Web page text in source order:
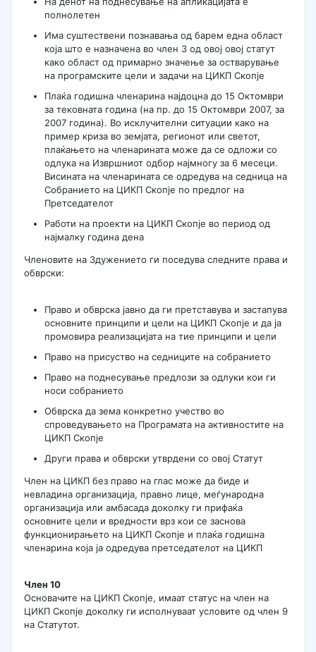
полнолетен
Има суштествени познавања од барем една област
која што е назначена во член 3 од овој овој статут
како област од примарно значење за остварување
на програмските цели и задачи на ЦИКП Скопје
Плаќа годишна членарина најдоцна до 15 Октомври
за тековната година (на пр. до 15 Октомври 2007, за
2007 година). Во исклучителни ситуации како на
пример криза во земјата, регионот или светот,
плаќањето на членарината може да се одложи со
одлука на Извршниот одбор најмногу за 6 месеци.
Висината на членарината се одредува на седница на
Собранието на ЦИКП Скопје по предлог на
Претседателот
Работи на проекти на ЦИКП Скопје во период од
најмалку година дена
Членовите на Здужението ги поседува следните права и
обврски:
Право и обврска јавно да ги претставува и застапува
основните принципи и цели на ЦИКП Скопје и да ја
промовира реализацијата на тие принципи и цели
Право на присуство на седниците на собранието
Право на поднесување предлози за одлуки кои ги
носи собранието
Обврска да зема конкретно учество во
спроведувањето на Програмата на активностите на
ЦИКП Скопје
Други права и обврски утврдени со овој Статут
Член на ЦИКП без право на глас може да биде и
невладина организација, правно лице, меѓународна
организација или амбасада доколку ги прифаќа
основните цели и вредности врз кои се заснова
функционирањето на ЦИКП Скопје и плаќа годишна
членарина која ја одредува претседателот на ЦИКП
Член 10
Основачите на ЦИКП Скопје, имаат статус на член на
ЦИКП Скопје доколку ги исполнуваат условите од член 9
на Статутот.